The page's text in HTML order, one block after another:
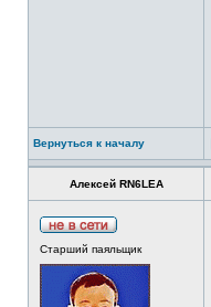
Вернуться к началу
Алексей RN6LEA
Старший паяльщик